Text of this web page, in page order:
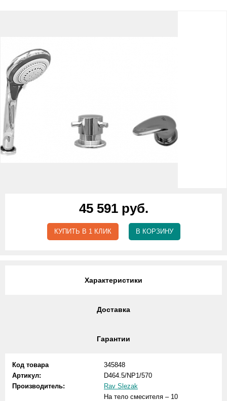
45 591 руб.
КУПИТЬ В 1 КЛИК В КОРЗИНУ
Характеристики
Доставка
Гарантии
Код товара
345848
Артикул:
D464.5/NP1/570
Производитель:
Rav Slezak
На тело смесителя – 10